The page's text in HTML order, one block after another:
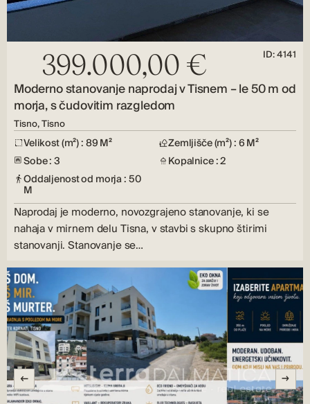
399.000,00 € ID: 4141
Moderno stanovanje naprodaj v Tisnem – le 50 m od
morja, s čudovitim razgledom
Tisno, Tisno
Velikost (m²) : 89 M²
Zemljišče (m²) : 6 M²
Sobe : 3
Kopalnice : 2
Oddaljenost od morja : 50
M
Naprodaj je moderno, novozgrajeno stanovanje, ki se
nahaja v mirnem delu Tisna, v stavbi s skupno štirimi
stanovanji. Stanovanje se…